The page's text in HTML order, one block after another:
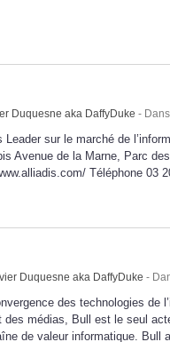
Duquesne aka DaffyDuke - Dans
Leader sur le marché de
Avenue de la Marne, Parc
Téléphone 03
Duquesne aka DaffyDuke -
des technologies de
des médias, Bull est le seul
de valeur informatique.